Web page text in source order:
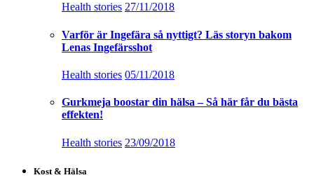
Health stories 27/11/2018
Varför är Ingefära så nyttigt? Läs storyn bakom
Lenas Ingefärsshot
Health stories 05/11/2018
Gurkmeja boostar din hälsa – Så här får du bästa
effekten!
Health stories 23/09/2018
Kost & Hälsa